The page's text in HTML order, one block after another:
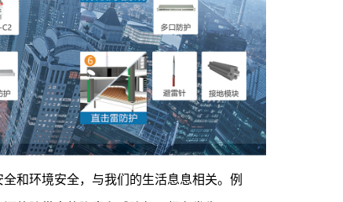
和环境安全，与我们的生活息息相关。例